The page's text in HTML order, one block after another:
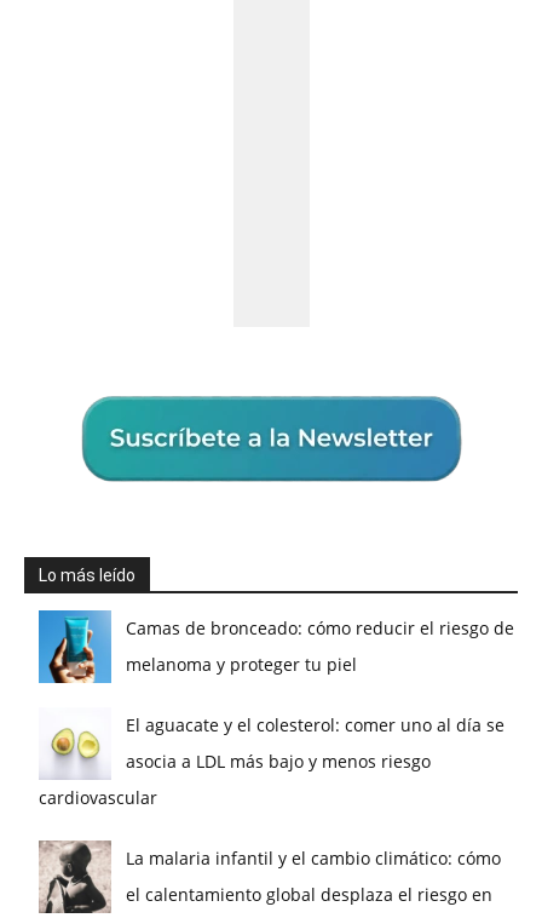
Lo más leído
Camas de bronceado: cómo reducir el riesgo de
melanoma y proteger tu piel
El aguacate y el colesterol: comer uno al día se
asocia a LDL más bajo y menos riesgo
cardiovascular
La malaria infantil y el cambio climático: cómo
el calentamiento global desplaza el riesgo en